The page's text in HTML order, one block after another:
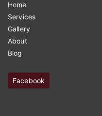
Home
Services
Gallery
About
Blog
Facebook